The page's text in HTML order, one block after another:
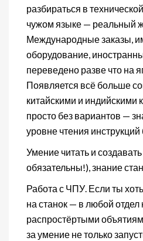
разбираться в
чужом языке — реальный
Международные заказы,
оборудование,
переведено разве что на
Появляется всё больше
китайскими и индийскими
просто без вариантов —
уровне чтения
Умение читать и
обязательны!), знание
Работа с ЧПУ. Если ты
на станок — в любой отдел
распростёртыми
за умение не только